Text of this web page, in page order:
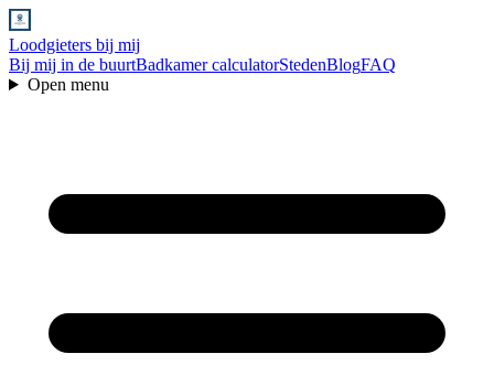
Loodgieters bij mij
Bij mij in de buurtBadkamer calculatorStedenBlogFAQ
Open menu